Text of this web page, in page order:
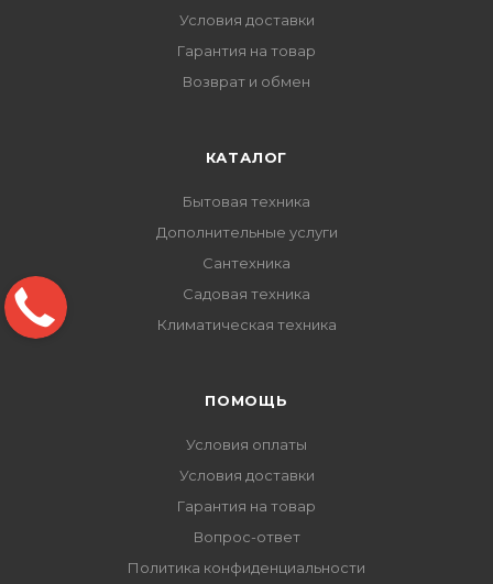
Условия доставки
Гарантия на товар
Возврат и обмен
КАТАЛОГ
Бытовая техника
Дополнительные услуги
Сантехника
Садовая техника
Климатическая техника
ПОМОЩЬ
Условия оплаты
Условия доставки
Гарантия на товар
Вопрос-ответ
Политика конфиденциальности